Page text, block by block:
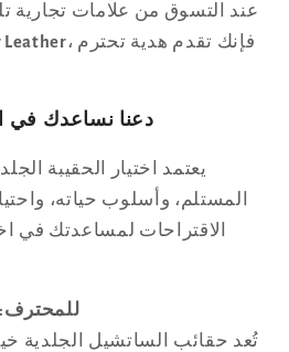
عند التسوق من علامات تجارية
Leather، فإنك تقدم هدية تحترم
دعنا نساعدك في
يعتمد اختيار الحقيبة
المستلم، وأسلوب حياته،
الاقتراحات لمساعدتك في
1.
تُعد حقائب الساتشيل الجلدية